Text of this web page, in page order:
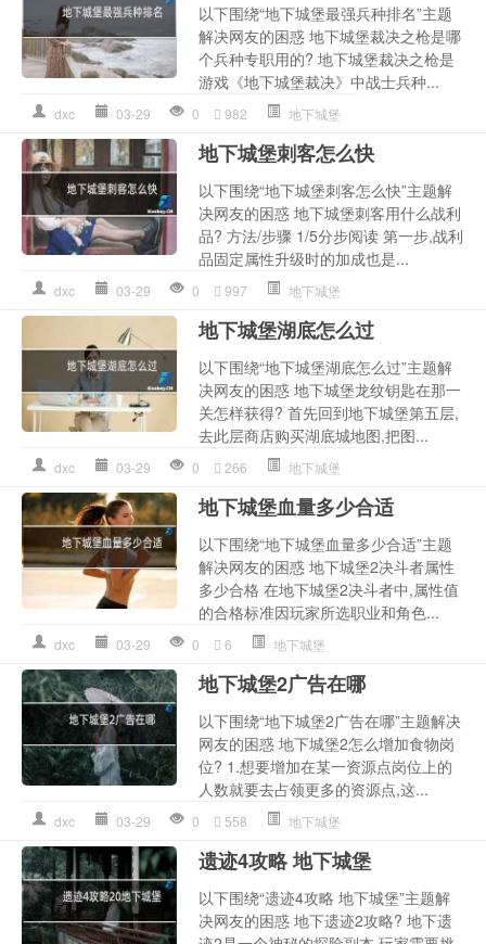
以下围绕“地下城堡最强兵种排名”主题
解决网友的困惑 地下城堡裁决之枪是哪
个兵种专职用的? 地下城堡裁决之枪是
游戏《地下城堡裁决》中战士兵种...
dxc 03-29 0 982 地下城堡
地下城堡刺客怎么快
以下围绕“地下城堡刺客怎么快”主题解
决网友的困惑 地下城堡刺客用什么战利
品? 方法/步骤 1/5分步阅读 第一步,战利
品固定属性升级时的加成也是...
dxc 03-29 0 997 地下城堡
地下城堡湖底怎么过
以下围绕“地下城堡湖底怎么过”主题解
决网友的困惑 地下城堡龙纹钥匙在那一
关怎样获得? 首先回到地下城堡第五层,
去此层商店购买湖底城地图,把图...
dxc 03-29 0 266 地下城堡
地下城堡血量多少合适
以下围绕“地下城堡血量多少合适”主题
解决网友的困惑 地下城堡2决斗者属性
多少合格 在地下城堡2决斗者中,属性值
的合格标准因玩家所选职业和角色...
dxc 03-29 0 6 地下城堡
地下城堡2广告在哪
以下围绕“地下城堡2广告在哪”主题解决
网友的困惑 地下城堡2怎么增加食物岗
位? 1.想要增加在某一资源点岗位上的
人数就要去占领更多的资源点,这...
dxc 03-29 0 558 地下城堡
遗迹4攻略 地下城堡
以下围绕“遗迹4攻略 地下城堡”主题解
决网友的困惑 地下遗迹2攻略? 地下遗